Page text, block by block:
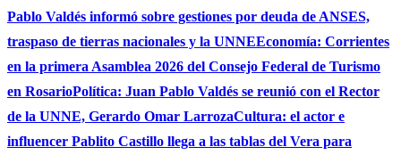
Pablo Valdés informó sobre gestiones por deuda de ANSES,
traspaso de tierras nacionales y la UNNEEconomía: Corrientes
en la primera Asamblea 2026 del Consejo Federal de Turismo
en RosarioPolítica: Juan Pablo Valdés se reunió con el Rector
de la UNNE, Gerardo Omar LarrozaCultura: el actor e
influencer Pablito Castillo llega a las tablas del Vera para